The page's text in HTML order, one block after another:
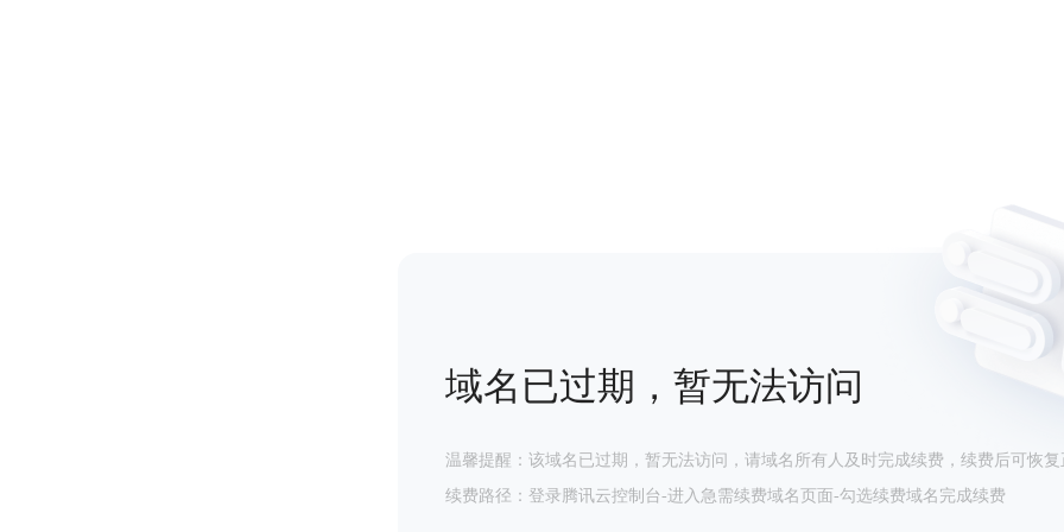
域名已过期，暂无法访问
温馨提醒：该域名已过期，暂无法访问，请域名所有人及时完成续费，续费后可恢复
续费路径：登录腾讯云控制台-进入急需续费域名页面-勾选续费域名完成续费